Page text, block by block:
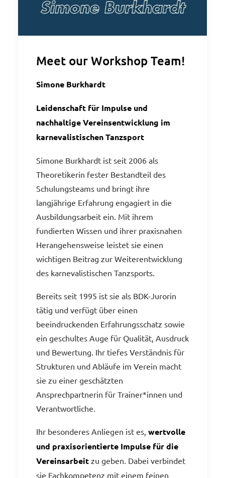
Meet our Workshop Team!
Simone Burkhardt
Leidenschaft für Impulse und
nachhaltige Vereinsentwicklung im
karnevalistischen Tanzsport
Simone Burkhardt ist seit 2006 als
Theoretikerin fester Bestandteil des
Schulungsteams und bringt ihre
langjährige Erfahrung engagiert in die
Ausbildungsarbeit ein. Mit ihrem
fundierten Wissen und ihrer praxisnahen
Herangehensweise leistet sie einen
wichtigen Beitrag zur Weiterentwicklung
des karnevalistischen Tanzsports.
Bereits seit 1995 ist sie als BDK-Jurorin
tätig und verfügt über einen
beeindruckenden Erfahrungsschatz sowie
ein geschultes Auge für Qualität, Ausdruck
und Bewertung. Ihr tiefes Verständnis für
Strukturen und Abläufe im Verein macht
sie zu einer geschätzten
Ansprechpartnerin für Trainer*innen und
Verantwortliche.
Ihr besonderes Anliegen ist es, wertvolle
und praxisorientierte Impulse für die
Vereinsarbeit zu geben. Dabei verbindet
sie Fachkompetenz mit einem feinen